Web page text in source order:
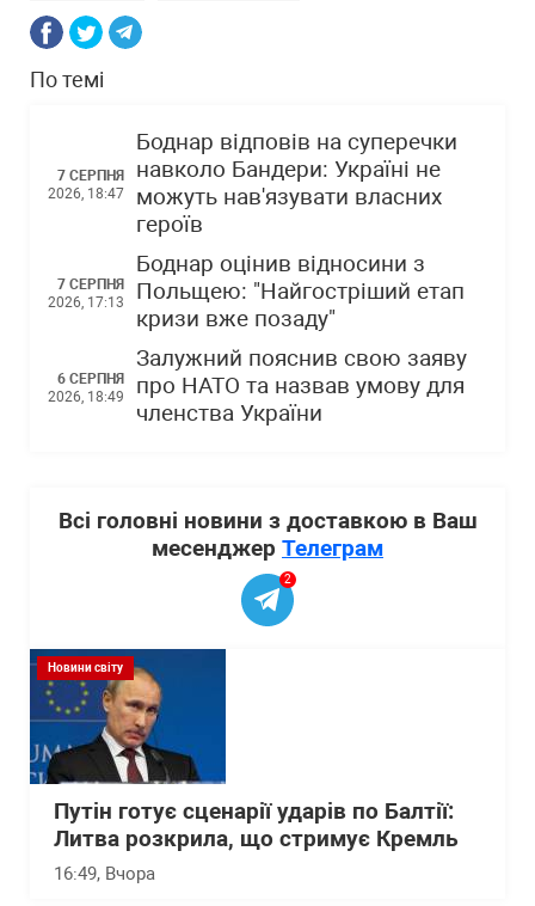
По темі
7 СЕРПНЯ
2026, 18:47
Боднар відповів на суперечки
навколо Бандери: Україні не
можуть нав'язувати власних
героїв
7 СЕРПНЯ
2026, 17:13
Боднар оцінив відносини з
Польщею: "Найгостріший етап
кризи вже позаду"
6 СЕРПНЯ
2026, 18:49
Залужний пояснив свою заяву
про НАТО та назвав умову для
членства України
Всі головні новини з доставкою в Ваш
месенджер Телеграм
2
Новини світу
Путін готує сценарії ударів по Балтії:
Литва розкрила, що стримує Кремль
16:49, Вчора